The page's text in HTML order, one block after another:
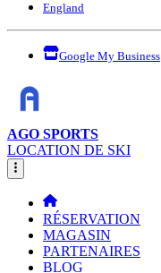
England
Google My Business
AGO SPORTS
LOCATION DE SKI
RÉSERVATION
MAGASIN
PARTENAIRES
BLOG